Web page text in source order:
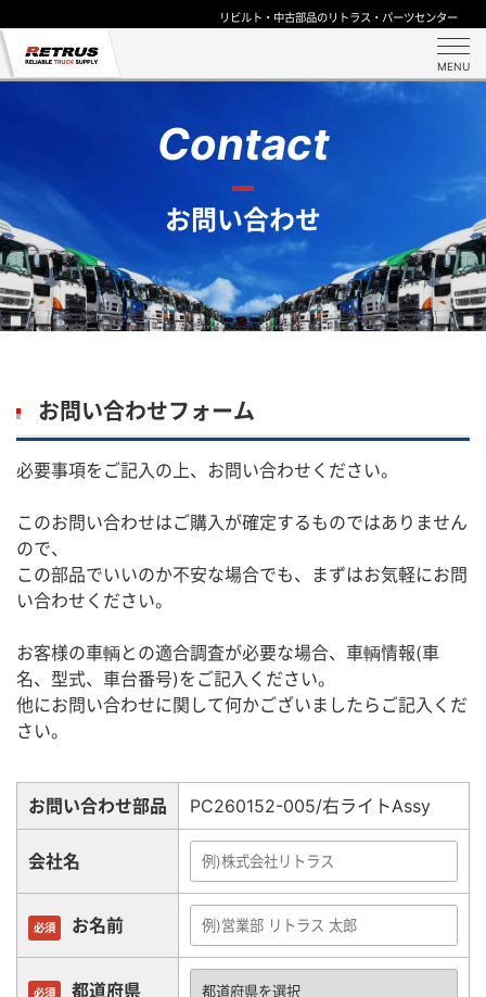
リビルト・中古部品のリトラス・パーツセンター
MENU
Contact
お問い合わせ
お問い合わせフォーム
必要事項をご記入の上、お問い合わせください。
このお問い合わせはご購入が確定するものではありません
ので、
この部品でいいのか不安な場合でも、まずはお気軽にお問
い合わせください。
お客様の車輌との適合調査が必要な場合、車輌情報(車
名、型式、車台番号)をご記入ください。
他にお問い合わせに関して何かございましたらご記入くだ
さい。
お問い合わせ部品 PC260152-005/右ライトAssy
会社名
必須 お名前
必須 都道府県